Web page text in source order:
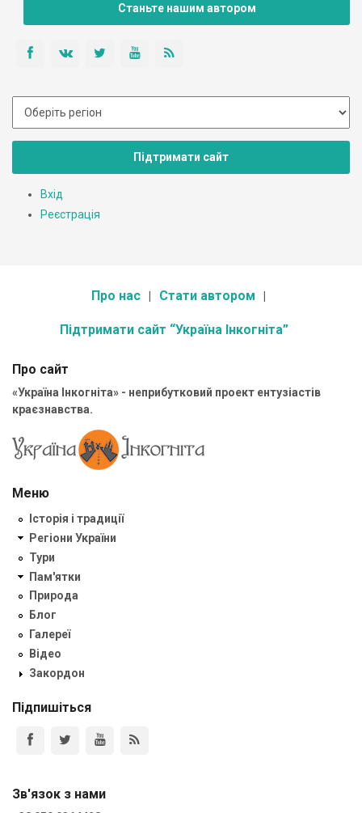
Станьте нашим автором
Підтримати сайт
Вхід
Реєстрація
Про нас Стати автором
Підтримати сайт “Україна Інкогніта”
Про сайт
«Україна Інкогніта» - неприбутковий проект ентузіастів
краєзнавства.
Меню
Історія і традиції
Регіони України
Тури
Пам'ятки
Природа
Блог
Галереї
Відео
Закордон
Підпишіться
Зв'язок з нами